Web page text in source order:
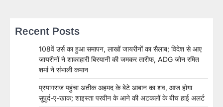
Recent Posts
108वें उर्स का हुआ समापन, लाखों जायरीनों का सैलाब; विदेश से आए
जायरीनों ने शाकाहारी बिरयानी की जमकर तारीफ, ADG जोन रमित
शर्मा ने संभाली कमान
प्रयागराज पहुंचा अतीक अहमद के बेटे आबान का शव, आज होगा
सुपुर्द-ए-खाक; शाइस्ता परवीन के आने की अटकलों के बीच हाई अलर्ट